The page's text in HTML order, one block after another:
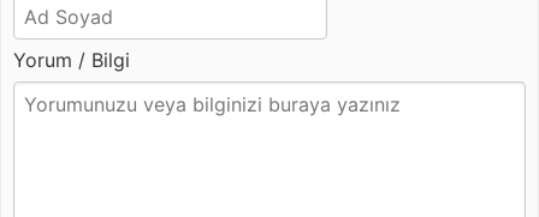
Yorum / Bilgi